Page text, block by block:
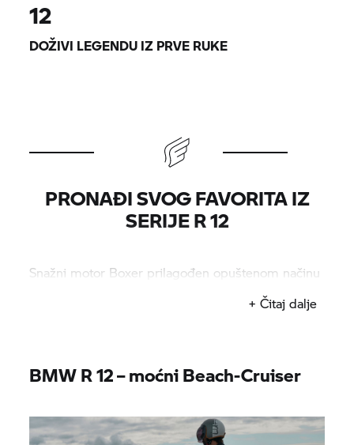
12
DOŽIVI LEGENDU IZ PRVE RUKE
PRONAĐI SVOG FAVORITA IZ
SERIJE R 12
Snažni motor Boxer prilagođen opuštenom načinu
življenja – otkrij kultne modele iz serije BMW R 12.
+ Čitaj dalje
BMW R 12 – moćni Beach-Cruiser